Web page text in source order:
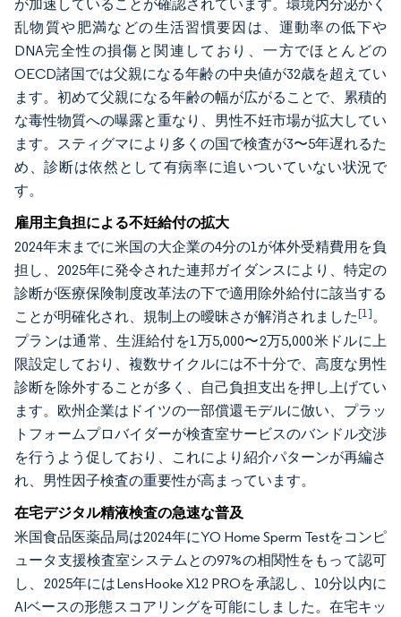
が加速していることが確認されています。環境内分泌かく
乱物質や肥満などの生活習慣要因は、運動率の低下や
DNA完全性の損傷と関連しており、一方でほとんどの
OECD諸国では父親になる年齢の中央値が32歳を超えてい
ます。初めて父親になる年齢の幅が広がることで、累積的
な毒性物質への曝露と重なり、男性不妊市場が拡大してい
ます。スティグマにより多くの国で検査が3〜5年遅れるた
め、診断は依然として有病率に追いついていない状況で
す。
雇用主負担による不妊給付の拡大
2024年末までに米国の大企業の4分の1が体外受精費用を負
担し、2025年に発令された連邦ガイダンスにより、特定の
診断が医療保険制度改革法の下で適用除外給付に該当する
ことが明確化され、規制上の曖昧さが解消されました[1]。
プランは通常、生涯給付を1万5,000〜2万5,000米ドルに上
限設定しており、複数サイクルには不十分で、高度な男性
診断を除外することが多く、自己負担支出を押し上げてい
ます。欧州企業はドイツの一部償還モデルに倣い、プラッ
トフォームプロバイダーが検査室サービスのバンドル交渉
を行うよう促しており、これにより紹介パターンが再編さ
れ、男性因子検査の重要性が高まっています。
在宅デジタル精液検査の急速な普及
米国食品医薬品局は2024年にYO Home Sperm Testをコンピ
ュータ支援検査室システムとの97%の相関性をもって認可
し、2025年にはLensHooke X12 PROを承認し、10分以内に
AIベースの形態スコアリングを可能にしました。在宅キッ